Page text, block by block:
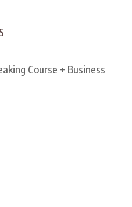
Course + Business